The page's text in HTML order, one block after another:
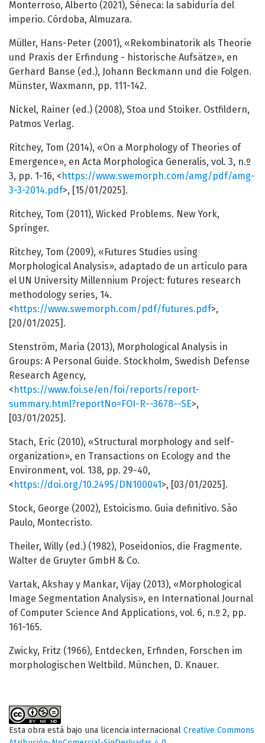
Monterroso, Alberto (2021), Séneca: la sabiduría del
imperio. Córdoba, Almuzara.
Müller, Hans-Peter (2001), «Rekombinatorik als Theorie
und Praxis der Erfindung - historische Aufsätze», en
Gerhard Banse (ed.), Johann Beckmann und die Folgen.
Münster, Waxmann, pp. 111-142.
Nickel, Rainer (ed.) (2008), Stoa und Stoiker. Ostfildern,
Patmos Verlag.
Ritchey, Tom (2014), «On a Morphology of Theories of
Emergence», en Acta Morphologica Generalis, vol. 3, n.º
3, pp. 1-16, <https://www.swemorph.com/amg/pdf/amg-
3-3-2014.pdf>, [15/01/2025].
Ritchey, Tom (2011), Wicked Problems. New York,
Springer.
Ritchey, Tom (2009), «Futures Studies using
Morphological Analysis», adaptado de un artículo para
el UN University Millennium Project: futures research
methodology series, 14.
<https://www.swemorph.com/pdf/futures.pdf>,
[20/01/2025].
Stenström, Maria (2013), Morphological Analysis in
Groups: A Personal Guide. Stockholm, Swedish Defense
Research Agency,
<https://www.foi.se/en/foi/reports/report-
summary.html?reportNo=FOI-R--3678--SE>,
[03/01/2025].
Stach, Eric (2010), «Structural morphology and self-
organization», en Transactions on Ecology and the
Environment, vol. 138, pp. 29-40,
<https://doi.org/10.2495/DN100041>, [03/01/2025].
Stock, George (2002), Estoicismo. Guia definitivo. São
Paulo, Montecristo.
Theiler, Willy (ed.) (1982), Poseidonios, die Fragmente.
Walter de Gruyter GmbH & Co.
Vartak, Akshay y Mankar, Vijay (2013), «Morphological
Image Segmentation Analysis», en International Journal
of Computer Science And Applications, vol. 6, n.º 2, pp.
161-165.
Zwicky, Fritz (1966), Entdecken, Erfinden, Forschen im
morphologischen Weltbild. München, D. Knauer.
Esta obra está bajo una licencia internacional Creative Commons